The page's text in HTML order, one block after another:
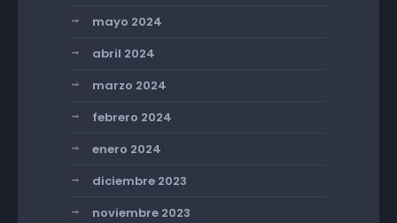
mayo 2024
abril 2024
marzo 2024
febrero 2024
enero 2024
diciembre 2023
noviembre 2023